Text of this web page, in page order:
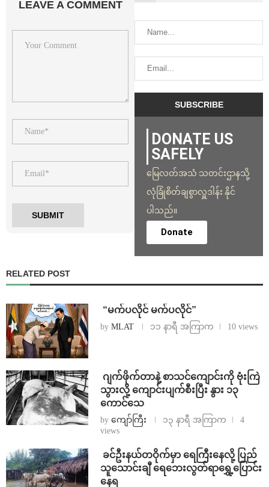
LEAVE A COMMENT
DONATE US
SAFELY
မြေလတ်အသံ သတင်းဌာနသို့
လုံခြုံစိတ်ချစွာလှူဒါန်း နိုင်
ပါသည်။
Donate
RELATED POST
⁨ ⁨“မက်ပလိုင် မက်ပလိုင်”
by MLAT ၁၁ နာရီ အကြာက 10 views
⁨⁩ ⁨ဂျက်ဖိုက်တာနဲ့ စာသင်ကျောင်းကို ဗုံးကြဲ
သွားလို့ ကျောင်းပျက်စီးပြီး နွား ၁၃
ကောင်သေ
by ကျော်ကြီး ၁၃ နာရီ အကြာက
4
views
⁩ ⁨ခင်ဦးနယ်တဝိုက်မှာ ရေကြီးနေလို့ ပြည်
သူသောင်းချီ ရေဘေးလွတ်ရာရွှေ့ပြောင်း
နေရ